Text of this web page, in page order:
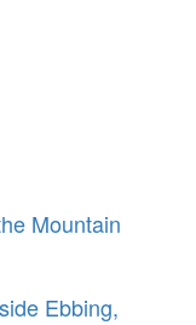
Mountain
Ebbing,